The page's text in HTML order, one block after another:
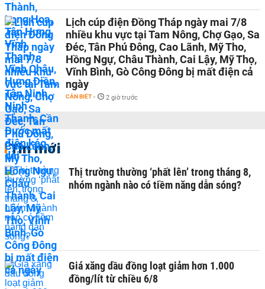
Lịch cúp điện Đồng Tháp ngày mai 7/8
nhiều khu vực tại Tam Nông, Chợ Gạo, Sa
Đéc, Tân Phú Đông, Cao Lãnh, Mỹ Tho,
Hồng Ngự, Châu Thành, Cai Lậy, Mỹ Thọ,
Vĩnh Bình, Gò Công Đông bị mất điện cả
ngày
CẦN BIẾT - 2 giờ trước
Tin mới
Thị trường thường ‘phất lên’ trong tháng 8,
nhóm ngành nào có tiềm năng dẫn sóng?
Giá xăng dầu đồng loạt giảm hơn 1.000
đồng/lít từ chiều 6/8